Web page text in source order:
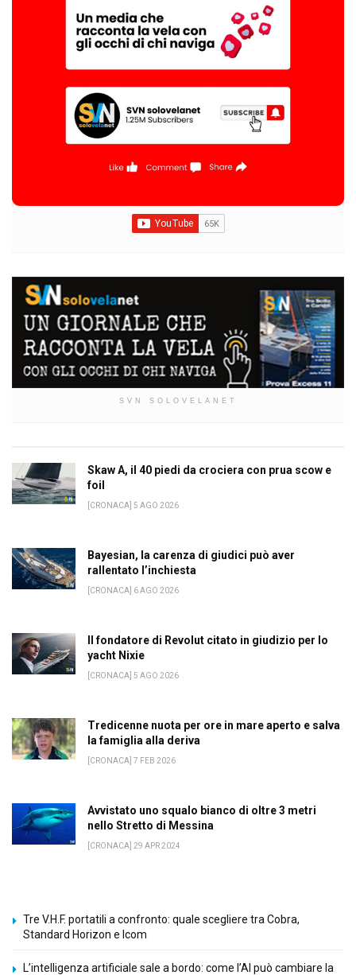
SVN SOLOVELANET
Skaw A, il 40 piedi da crociera con prua scow e
foil
[CRONACA] 5 AGO 2026
Bayesian, la carenza di giudici può aver
rallentato l’inchiesta
[CRONACA] 6 AGO 2026
Il fondatore di Revolut citato in giudizio per lo
yacht Nixie
[CRONACA] 5 AGO 2026
Tredicenne nuota per ore in mare aperto e salva
la famiglia alla deriva
[CRONACA] 7 FEB 2026
Avvistato uno squalo bianco di oltre 3 metri
nello Stretto di Messina
[CRONACA] 29 APR 2024
Tre V.H.F. portatili a confronto: quale scegliere tra Cobra,
Standard Horizon e Icom
L’intelligenza artificiale sale a bordo: come l’AI può cambiare la